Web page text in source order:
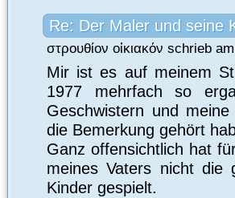
Re: Der Maler und seine
στρουθίον οἰκιακόν schrieb
Mir ist es auf meinem
1977 mehrfach so
Geschwistern und
die Bemerkung gehört
Ganz offensichtlich hat
meines Vaters nicht die
Kinder gespielt.